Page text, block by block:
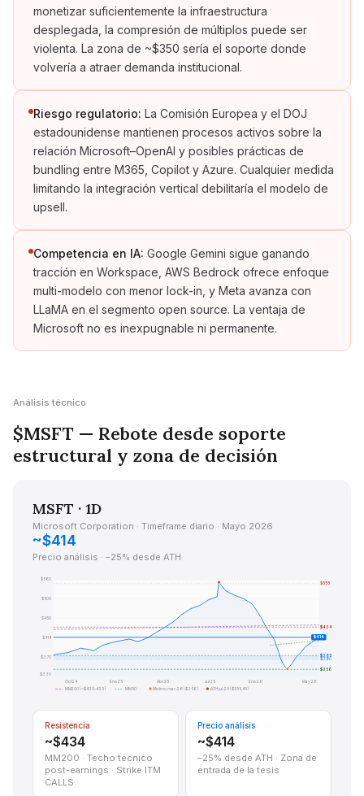
monetizar suficientemente la infraestructura
desplegada, la compresión de múltiplos puede ser
violenta. La zona de ~$350 sería el soporte donde
volvería a atraer demanda institucional.
Riesgo regulatorio: La Comisión Europea y el DOJ
estadounidense mantienen procesos activos sobre la
relación Microsoft–OpenAI y posibles prácticas de
bundling entre M365, Copilot y Azure. Cualquier medida
limitando la integración vertical debilitaría el modelo de
upsell.
Competencia en IA: Google Gemini sigue ganando
tracción en Workspace, AWS Bedrock ofrece enfoque
multi-modelo con menor lock-in, y Meta avanza con
LLaMA en el segmento open source. La ventaja de
Microsoft no es inexpugnable ni permanente.
Análisis técnico
$MSFT — Rebote desde soporte
estructural y zona de decisión
MSFT · 1D
Microsoft Corporation · Timeframe diario · Mayo 2026
~$414
Precio análisis · –25% desde ATH
$560
$500
$450
$414
$370
$330
Oct 24
Ene 25 Abr 25 Jul 25 Ene 26 May 26
$555
$434
$414
$385
$380
$356
MM200 (~$430–435) MM50 Mínimo mar-26 ($356) ATH jul-25 ($555,45)
Resistencia
~$434
MM200 · Techo técnico
post-earnings · Strike ITM
CALLS
Precio análisis
~$414
–25% desde ATH · Zona de
entrada de la tesis